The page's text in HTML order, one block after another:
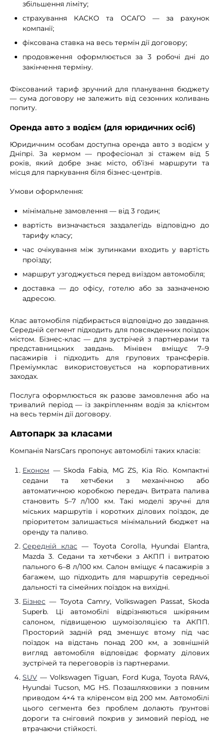
збільшення ліміту;
страхування КАСКО та ОСАГО — за рахунок
компанії;
фіксована ставка на весь термін дії договору;
продовження оформлюється за 3 робочі дні до
закінчення терміну.
Фіксований тариф зручний для планування бюджету
— сума договору не залежить від сезонних коливань
попиту.
Оренда авто з водієм (для юридичних осіб)
Юридичним особам доступна оренда авто з водієм у
Дніпрі. За кермом — професіонал зі стажем від 5
років, який добре знає місто, об’їзні маршрути та
місця для паркування біля бізнес-центрів.
Умови оформлення:
мінімальне замовлення — від 3 годин;
вартість визначається заздалегідь відповідно до
тарифу класу;
час очікування між зупинками входить у вартість
проїзду;
маршрут узгоджується перед виїздом автомобіля;
доставка — до офісу, готелю або за зазначеною
адресою.
Клас автомобіля підбирається відповідно до завдання.
Середній сегмент підходить для повсякденних поїздок
містом. Бізнес-клас — для зустрічей з партнерами та
представницьких завдань. Мінівен вміщує 7–9
пасажирів і підходить для групових трансферів.
Преміумклас використовується на корпоративних
заходах.
Послуга оформлюється як разове замовлення або на
тривалий період — із закріпленням водія за клієнтом
на весь термін дії договору.
Автопарк за класами
Компанія NarsCars пропонує автомобілі таких класів:
Економ — Skoda Fabia, MG ZS, Kia Rio. Компактні
седани та хетчбеки з механічною або
автоматичною коробкою передач. Витрата палива
становить 5–7 л/100 км. Такі моделі зручні для
міських маршрутів і коротких ділових поїздок, де
пріоритетом залишається мінімальний бюджет на
оренду та паливо.
Середній клас — Toyota Corolla, Hyundai Elantra,
Mazda 3. Седани та хетчбеки з АКПП і витратою
пального 6–8 л/100 км. Салон вміщує 4 пасажирів з
багажем, що підходить для маршрутів середньої
дальності та сімейних поїздок на вихідні.
Бізнес — Toyota Camry, Volkswagen Passat, Skoda
Superb. Ці автомобілі відрізняються шкіряним
салоном, підвищеною шумоізоляцією та АКПП.
Просторий задній ряд зменшує втому під час
поїздок на відстань понад 200 км, а зовнішній
вигляд автомобіля відповідає формату ділових
зустрічей та переговорів із партнерами.
SUV — Volkswagen Tiguan, Ford Kuga, Toyota RAV4,
Hyundai Tucson, MG HS. Позашляховики з повним
приводом 4×4 та кліренсом від 200 мм. Автомобілі
цього сегмента без проблем долають ґрунтові
дороги та сніговий покрив у зимовий період, не
втрачаючи стійкості.